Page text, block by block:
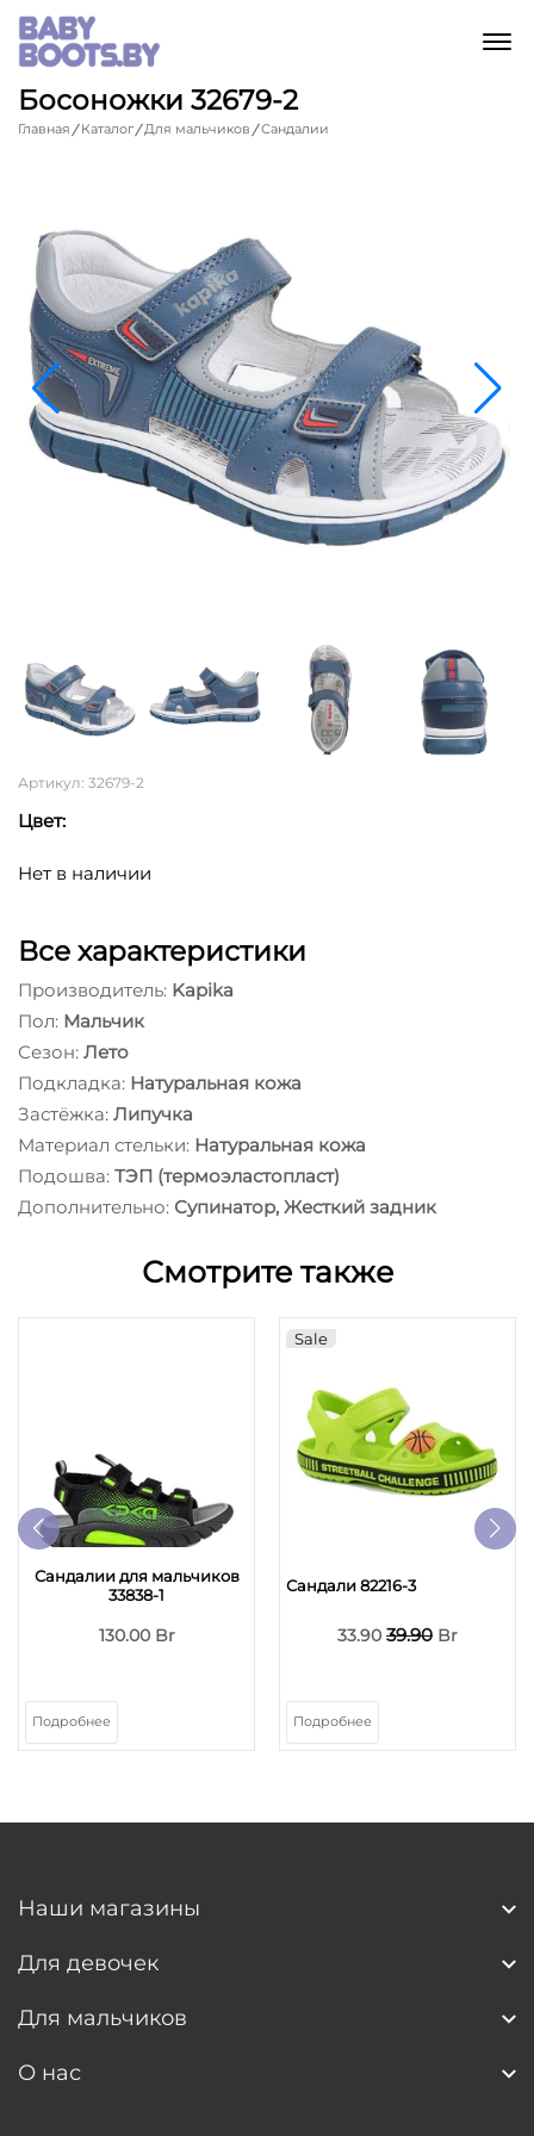
Босоножки 32679-2
Главная Каталог Для мальчиков Сандалии
Артикул: 32679-2
Цвет:
Нет в наличии
Все характеристики
Производитель: Kapika
Пол: Мальчик
Сезон: Лето
Подкладка: Натуральная кожа
Застёжка: Липучка
Материал стельки: Натуральная кожа
Подошва: ТЭП (термоэластопласт)
Дополнительно: Супинатор, Жесткий задник
Смотрите также
Сандалии для мальчиков
33838-1
130.00 Br
Подробнее
Sale
Сандали 82216-3
33.90 39.90 Br
Подробнее
Наши магазины
Для девочек
Для мальчиков
О нас